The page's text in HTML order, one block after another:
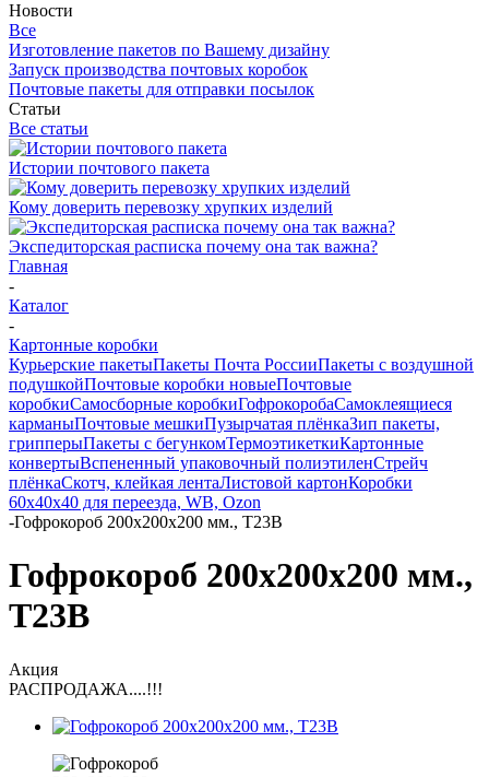
Новости
Все
Изготовление пакетов по Вашему дизайну
Запуск производства почтовых коробок
Почтовые пакеты для отправки посылок
Статьи
Все статьи
Истории почтового пакета
Кому доверить перевозку хрупких изделий
Экспедиторская расписка почему она так важна?
Главная
-
Каталог
-
Картонные коробки
Курьерские пакетыПакеты Почта РоссииПакеты с воздушной
подушкойПочтовые коробки новыеПочтовые
коробкиСамосборные коробкиГофрокоробаСамоклеящиеся
карманыПочтовые мешкиПузырчатая плёнкаЗип пакеты,
грипперыПакеты с бегункомТермоэтикеткиКартонные
конвертыВспененный упаковочный полиэтиленСтрейч
плёнкаСкотч, клейкая лентаЛистовой картонКоробки
60х40х40 для переезда, WB, Ozon
-Гофрокороб 200х200х200 мм., Т23В
Гофрокороб 200х200х200 мм.,
Т23В
Акция
РАСПРОДАЖА....!!!